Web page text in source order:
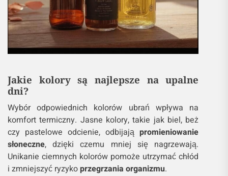
Jakie kolory są najlepsze na upalne
dni?
Wybór odpowiednich kolorów ubrań wpływa na
komfort termiczny. Jasne kolory, takie jak biel, beż
czy pastelowe odcienie, odbijająpromieniowanie
słoneczne, dzięki czemu mniej się nagrzewają.
Unikanie ciemnych kolorów pomoże utrzymać chłód
i zmniejszyć ryzykoprzegrzania organizmu.